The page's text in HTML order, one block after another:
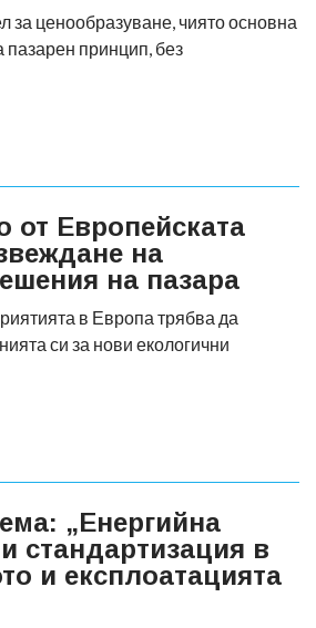
за ценообразуване, чиято основна
пазарен принцип, без
от Европейската
на
на пазара
в Европа трябва да
си за нови екологични
„Енергийна
стандартизация в
и експлоатацията